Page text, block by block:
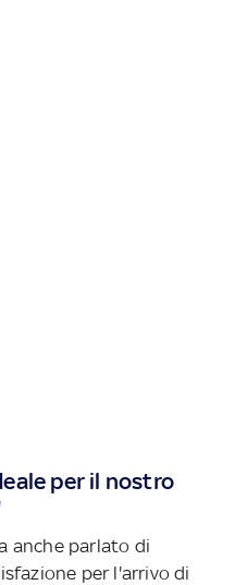
per il nostro
anche parlato di
per l'arrivo di